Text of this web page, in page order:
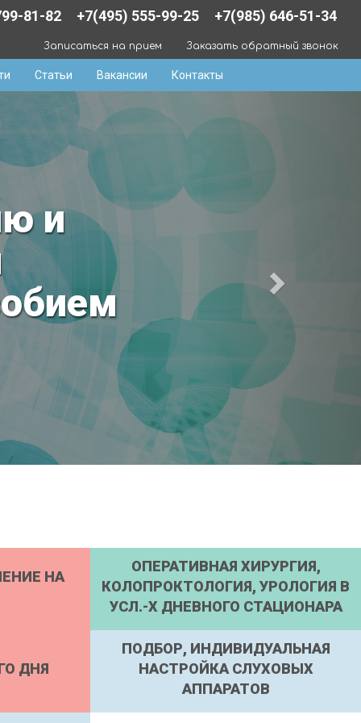
81-82 +7(495) 555-99-25 +7(985) 646-51-34
Записаться на прием Заказать обратный звонок
Статьи Вакансии Контакты
в России»
НА
ОПЕРАТИВНАЯ ХИРУРГИЯ,
КОЛОПРОКТОЛОГИЯ, УРОЛОГИЯ В
УСЛ.-Х ДНЕВНОГО СТАЦИОНАРА
ДНЯ
ПОДБОР, ИНДИВИДУАЛЬНАЯ
НАСТРОЙКА СЛУХОВЫХ
АППАРАТОВ